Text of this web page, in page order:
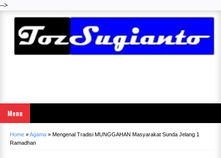
-->
Menu
Home »Agama » Mengenal Tradisi MUNGGAHAN Masyarakat Sunda Jelang 1
Ramadhan